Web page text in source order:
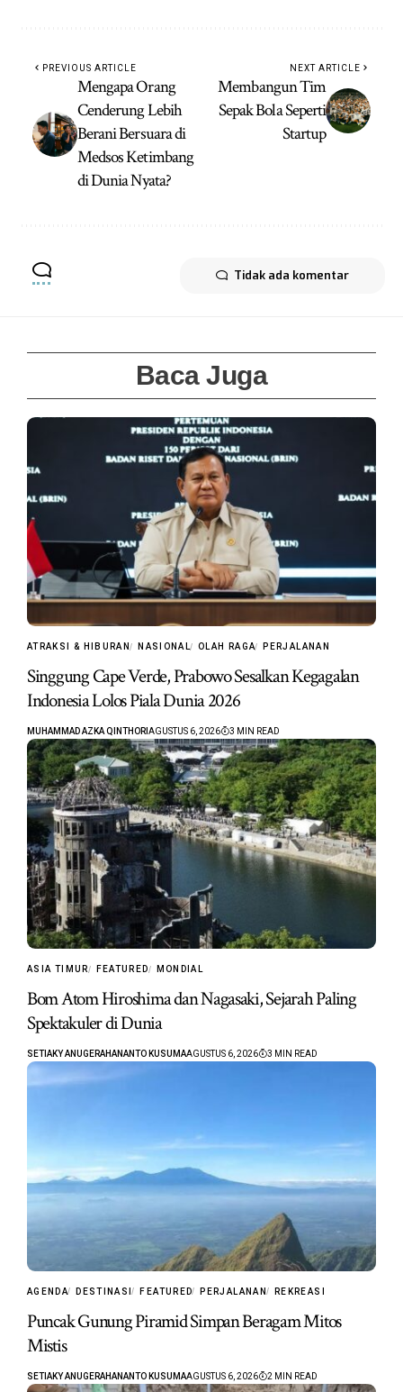
PREVIOUS ARTICLE
Mengapa Orang
Cenderung Lebih
Berani Bersuara di
Medsos Ketimbang
di Dunia Nyata?
NEXT ARTICLE
Membangun Tim
Sepak Bola Seperti
Startup
Tidak ada komentar
Baca Juga
ATRAKSI & HIBURAN NASIONAL OLAH RAGA PERJALANAN
Singgung Cape Verde, Prabowo Sesalkan Kegagalan
Indonesia Lolos Piala Dunia 2026
MUHAMMAD AZKA QINTHORI AGUSTUS 6, 2026 3 MIN READ
ASIA TIMUR FEATURED MONDIAL
Bom Atom Hiroshima dan Nagasaki, Sejarah Paling
Spektakuler di Dunia
SETIAKY ANUGERAHANANTO KUSUMAAGUSTUS 6, 2026 3 MIN READ
AGENDA DESTINASI FEATURED PERJALANAN REKREASI
Puncak Gunung Piramid Simpan Beragam Mitos
Mistis
SETIAKY ANUGERAHANANTO KUSUMAAGUSTUS 6, 2026 2 MIN READ